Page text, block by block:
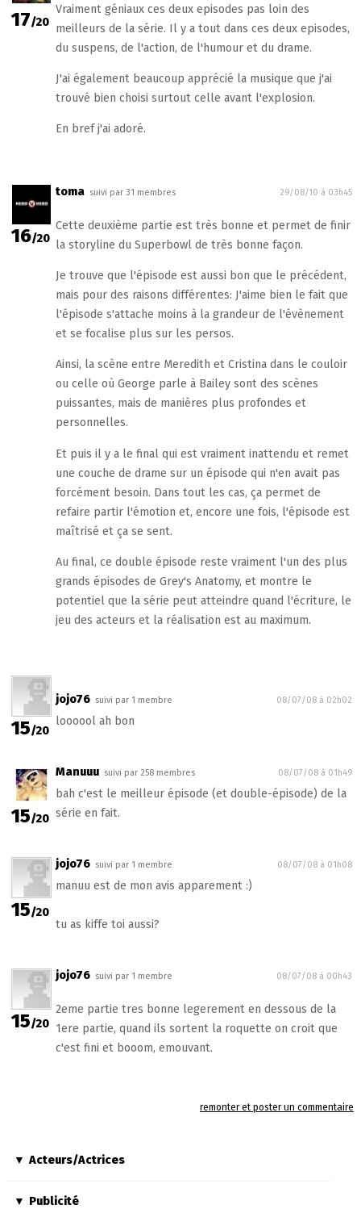
17/20
Vraiment géniaux ces deux episodes pas loin des
meilleurs de la série. Il y a tout dans ces deux episodes,
du suspens, de l'action, de l'humour et du drame.
J'ai également beaucoup apprécié la musique que j'ai
trouvé bien choisi surtout celle avant l'explosion.
En bref j'ai adoré.
16/20
toma suivi par 31 membres 29/08/10 à 03h45
Cette deuxième partie est très bonne et permet de finir
la storyline du Superbowl de très bonne façon.
Je trouve que l'épisode est aussi bon que le précédent,
mais pour des raisons différentes: J'aime bien le fait que
l'épisode s'attache moins à la grandeur de l'évènement
et se focalise plus sur les persos.
Ainsi, la scène entre Meredith et Cristina dans le couloir
ou celle où George parle à Bailey sont des scènes
puissantes, mais de manières plus profondes et
personnelles.
Et puis il y a le final qui est vraiment inattendu et remet
une couche de drame sur un épisode qui n'en avait pas
forcément besoin. Dans tout les cas, ça permet de
refaire partir l'émotion et, encore une fois, l'épisode est
maîtrisé et ça se sent.
Au final, ce double épisode reste vraiment l'un des plus
grands épisodes de Grey's Anatomy, et montre le
potentiel que la série peut atteindre quand l'écriture, le
jeu des acteurs et la réalisation est au maximum.
15/20
jojo76 suivi par 1 membre 08/07/08 à 02h02
loooool ah bon
15/20
Manuuu suivi par 258 membres 08/07/08 à 01h49
bah c'est le meilleur épisode (et double-épisode) de la
série en fait.
15/20
jojo76 suivi par 1 membre 08/07/08 à 01h08
manuu est de mon avis apparement :)
tu as kiffe toi aussi?
15/20
jojo76 suivi par 1 membre 08/07/08 à 00h43
2eme partie tres bonne legerement en dessous de la
1ere partie, quand ils sortent la roquette on croit que
c'est fini et booom, emouvant.
remonter et poster un commentaire
Acteurs/Actrices
Publicité